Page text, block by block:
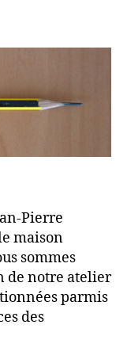
Pierre
maison
sommes
de notre atelier
parmis
des